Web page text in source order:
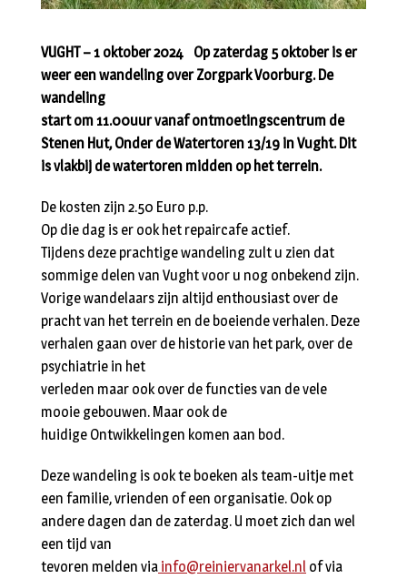
VUGHT – 1 oktober 2024 Op zaterdag 5 oktober is er
weer een wandeling over Zorgpark Voorburg. De
wandeling
start om 11.00uur vanaf ontmoetingscentrum de
Stenen Hut, Onder de Watertoren 13/19 in Vught. Dit
is vlakbij de watertoren midden op het terrein.
De kosten zijn 2.50 Euro p.p.
Op die dag is er ook het repaircafe actief.
Tijdens deze prachtige wandeling zult u zien dat
sommige delen van Vught voor u nog onbekend zijn.
Vorige wandelaars zijn altijd enthousiast over de
pracht van het terrein en de boeiende verhalen. Deze
verhalen gaan over de historie van het park, over de
psychiatrie in het
verleden maar ook over de functies van de vele
mooie gebouwen. Maar ook de
huidige Ontwikkelingen komen aan bod.
Deze wandeling is ook te boeken als team-uitje met
een familie, vrienden of een organisatie. Ook op
andere dagen dan de zaterdag. U moet zich dan wel
een tijd van
tevoren melden via info@reiniervanarkel.nl of via